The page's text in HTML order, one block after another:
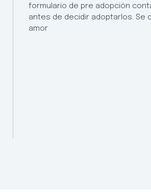
formulario de pre adopción
antes de decidir adoptarlos. Se
amor